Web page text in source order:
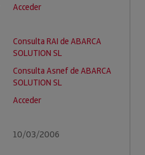
Acceder
Consulta RAI de ABARCA
SOLUTION SL
Consulta Asnef de ABARCA
SOLUTION SL
Acceder
10/03/2006